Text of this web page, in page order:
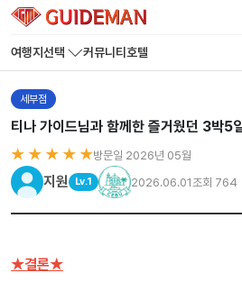
여행지선택 커뮤니티 호텔
세부점
티나 가이드님과 함께한 즐거웠던 3박5
★ ★ ★ ★ ★방문일 2026년 05월
지원 Lv.1 2026.06.01 조회 764
★결론★